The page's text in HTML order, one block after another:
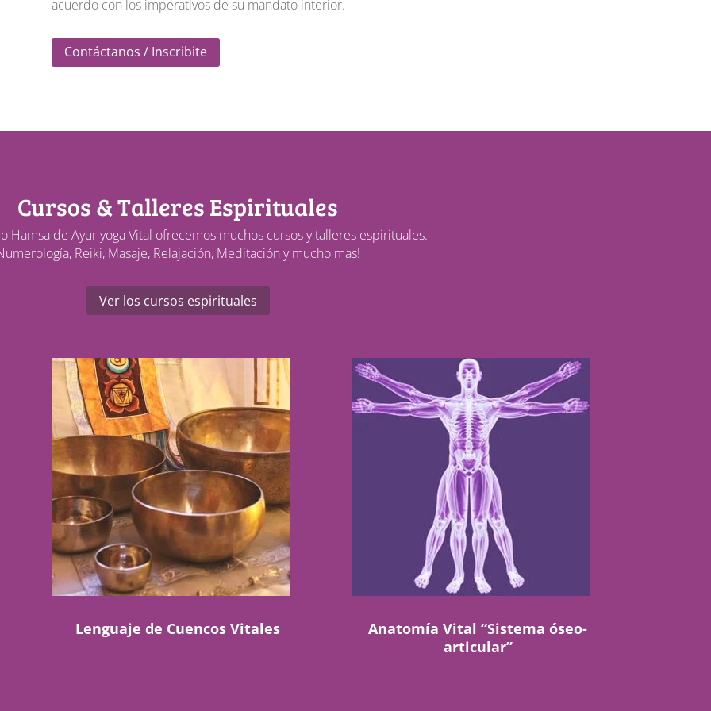
acuerdo con los imperativos de su mandato interior.
Contáctanos / Inscribite
Cursos & Talleres Espirituales
Hamsa de Ayur yoga Vital ofrecemos muchos cursos y talleres espirituales.
Reiki, Masaje, Relajación, Meditación y mucho mas!
Ver los cursos espirituales
Lenguaje de Cuencos Vitales
Anatomía Vital “Sistema óseo-
articular”